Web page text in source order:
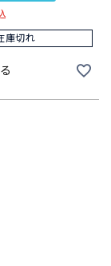
庫切れ